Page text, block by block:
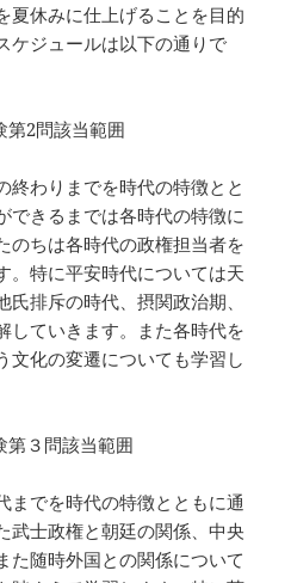
夏休みに仕上げることを目的
ケジュールは以下の通りで
第2問該当範囲
終わりまでを時代の特徴とと
できるまでは各時代の特徴に
のちは各時代の政権担当者を
。特に平安時代については天
排斥の時代、摂関政治期、
していきます。また各時代を
文化の変遷についても学習し
第３問該当範囲
までを時代の特徴とともに通
武士政権と朝廷の関係、中央
た随時外国との関係について